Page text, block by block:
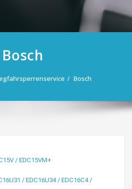
Bosch
Bosch
/ EDC15VM+​
/ EDC16U34 / EDC16C4 /